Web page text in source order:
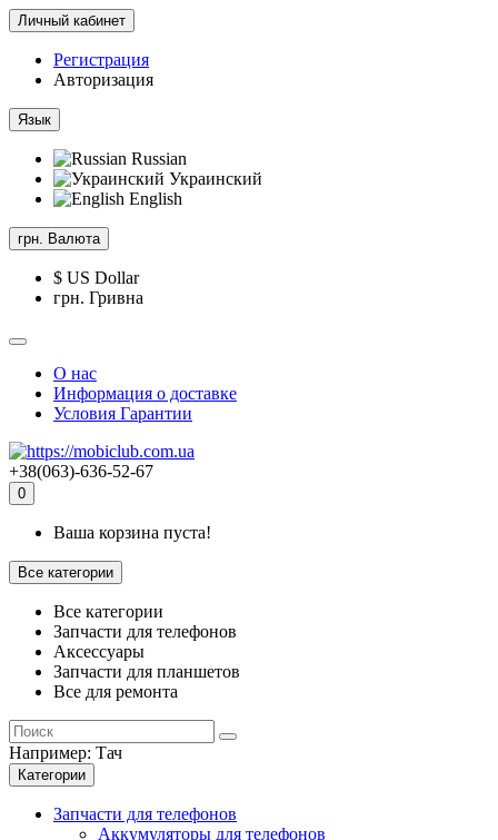
Личный кабинет
Регистрация
Авторизация
Язык
Russian
Украинский
English
грн. Валюта
$ US Dollar
грн. Гривна
О нас
Информация о доставке
Условия Гарантии
+38(063)-636-52-67
0
Ваша корзина пуста!
Все категории
Все категории
Запчасти для телефонов
Аксессуары
Запчасти для планшетов
Все для ремонта
Например: Тач
Категории
Запчасти для телефонов
Аккумуляторы для телефонов